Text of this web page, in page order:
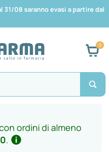
08 saranno evasi a partire dal
ordini di almeno
.